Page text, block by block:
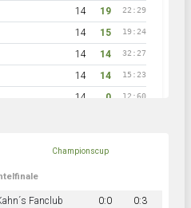
14 19 22:29
14 15 19:24
14 14 32:27
14 14 15:23
14 0 12:60
Championscup
Fanclub 0:0 0:3